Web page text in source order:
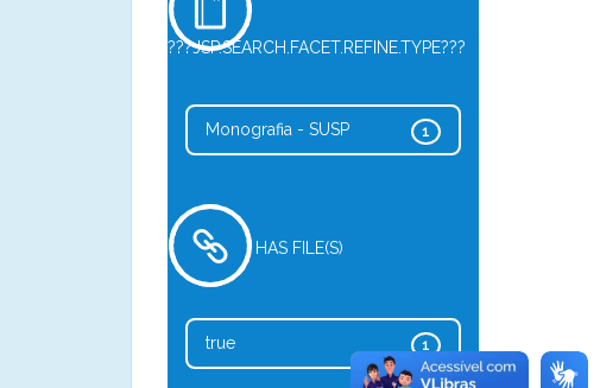
???JSP.SEARCH.FACET.REFINE.TYPE???
1
Monografia - SUSP
HAS FILE(S)
1
true